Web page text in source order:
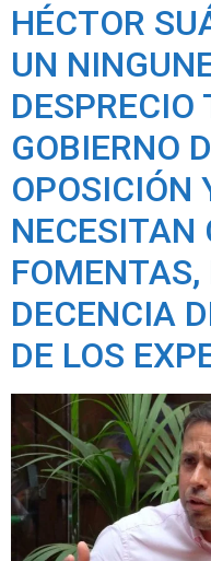
HÉCTOR
UN
DESPRECIO
GOBIERNO
OPOSICIÓN
NECESITAN
DECENCIA
DE LOS